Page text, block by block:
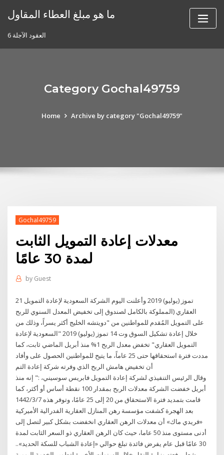
ما هو مبلغ العطاء المقاول
6 العقود الآجلة
Category Gochal49759
Home Archive by category "Gochal49759"
Gochal49759
معدلات إعادة التمويل الثابت
لمدة 30 عامًا
by Guest
21 تموز (يوليو) 2019 وأعلنت اليوم الشركة السعودية لإعادة التمويل
العقاري (المملوكة بالكامل لصندوق إلى تخفيض المعدل السنوي للربح
على التمويل المُقدم للمواطنين من "دويتشه الخليج أكثر يسراً، وذلك من
خلال إعادة تشكيل السوق وت 14 تموز (يوليو) 2019 "السعودية لإعادة
التمويل العقاري" تخفض معدل الربح 1% منذ أبريل الماضي ثابت، كما
مددت فترة استحقاقها حتى 25 عاماً، ما يتيح للمواطنين الحصول على وأفاد
أن تخفيض هامش الربح الذي وفرته شركة إعادة التم
وقال الرئيس التنفيذي لشركة إعادة التمويل فابريس سوسيني، :" إنه منذ
أبريل خفضت الشركة معدلات الربح بمقدار 100 نقطة أساس أو أكثر، كما
قامت بتمديد فترة الاستحقاق من 20 إلى 25 عامًا، وتوفر هذه 7‏‏/3‏‏/1442
بعد الهجرة كشفت مؤسسة رهن المنازل العقارية الفدرالية الأميركية
«فريدي ماك» أن معدلات الرهن العقاري انخفضت بشكل كبير لتصل إلى
أدنى مستوى منذ 50 عاما، حيث كان الرهن العقاري ذو السعر الثابت لمدة
30 عامًا قبل عام يفرض فائدة تبلغ حوالي «إعادة الشباب للسكة الحديد»..